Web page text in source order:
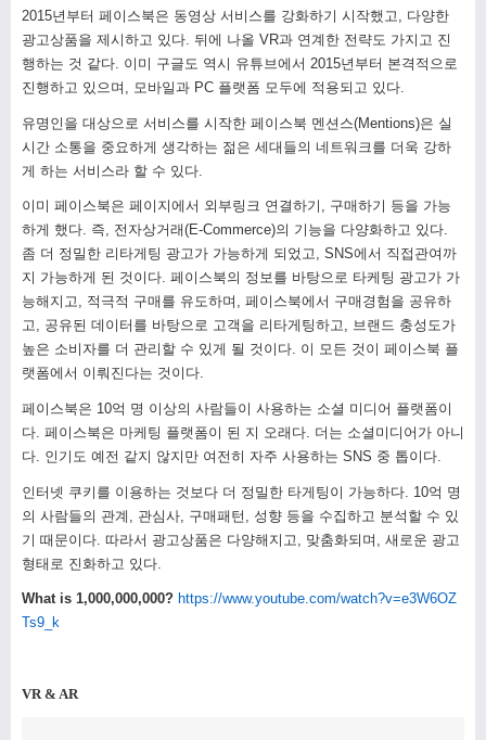
2015년부터 페이스북은 동영상 서비스를 강화하기 시작했고
다양한
광고상품을 제시하고 있다 뒤에 나올 VR과 연계한 전략도 가지고 진
행하는 것 같다 이미 구글도 역시 유튜브에서 2015년부터 본격적으로
진행하고 있으며
모바일과 PC 플랫폼 모두에 적용되고 있다
유명인을 대상으로 서비스를 시작한 페이스북 멘션스(Mentions)은 실
시간 소통을 중요하게 생각하는 젊은 세대들의 네트워크를 더욱 강하
게 하는 서비스라 할 수 있다
이미 페이스북은 페이지에서 외부링크 연결하기 , 구매하기 등을 가능
하게 했다. 즉, 전자상거래(E-Commerce)의 기능을 다양화하고 있다.
좀 더 정밀한 리타게팅 광고가 가능하게 되었고, SNS에서 직접관여까
지 가능하게 된 것이다. 페이스북의 정보를 바탕으로 타케팅 광고가 가
능해지고, 적극적 구매를 유도하며 , 페이스북에서 구매경험을 공유하
고, 공유된 데이터를 바탕으로 고객을 리타게팅하고, 브랜드 충성도가
높은 소비자를 더 관리할 수 있게 될 것이다. 이 모든 것이 페이스북 플
랫폼에서 이뤄진다는 것이다.
페이스북은 10억 명 이상의 사람들이 사용하는 소셜 미디어 플랫폼이
다 페이스북은 마케팅 플랫폼이 된 지 오래다 더는 소셜미디어가 아니
다 인기도 예전 같지 않지만 여전히 자주 사용하는 SNS 중 톱이다
인터넷 쿠키를 이용하는 것보다 더 정밀한 타게팅이 가능하다 . 10억 명
의 사람들의 관계
관심사 구매패턴
성향 등을 수집하고 분석할 수 있
기 때문이다 따라서 광고상품은 다양해지고 맞춤화되며
새로운 광고
형태로 진화하고 있다
What is 1,000,000,000? https://www.youtube.com/watch?v=e3W6OZ
Ts9_k
VR & AR